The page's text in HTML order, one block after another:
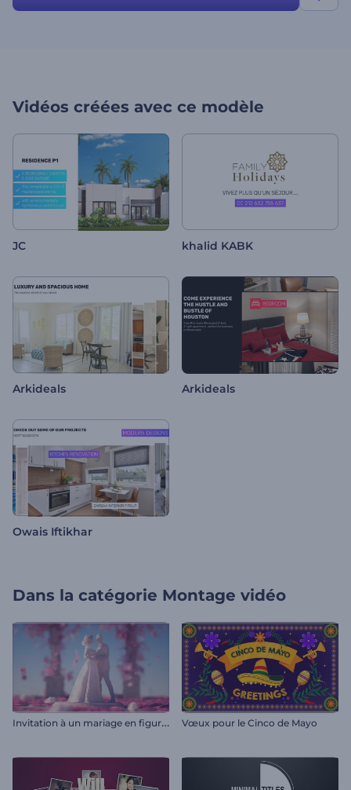
Vidéos créées avec ce modèle
JC khalid KABK
Arkideals Arkideals
Owais Iftikhar
Dans la catégorie Montage vidéo
I
nvitation à un mariage en figurine Vœux pour le Cinco de Mayo